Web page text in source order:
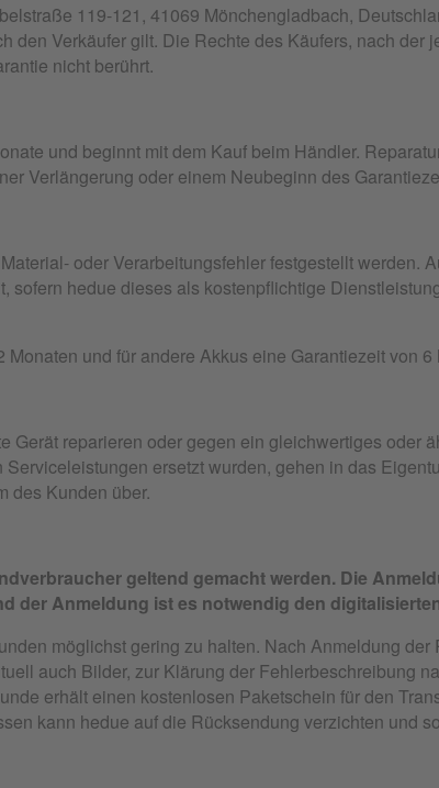
119-121, 41069 Mönchengladbach,
den Verkäufer gilt. Die Rechte des Käufers, nach der
nicht berührt.
und beginnt mit dem Kauf beim Händler.
Verlängerung oder einem Neubeginn des
oder Verarbeitungsfehler festgestellt werden.
sofern hedue dieses als kostenpflichtige
und für andere Akkus eine Garantiezeit von 6
Gerät reparieren oder gegen ein gleichwertiges oder
ersetzt wurden, gehen in das
des Kunden über.
geltend gemacht werden. Die
der Anmeldung ist es notwendig den
möglichst gering zu halten. Nach Anmeldung der
auch Bilder, zur Klärung der Fehlerbeschreibung
erhält einen kostenlosen Paketschein für den
kann hedue auf die Rücksendung verzichten und